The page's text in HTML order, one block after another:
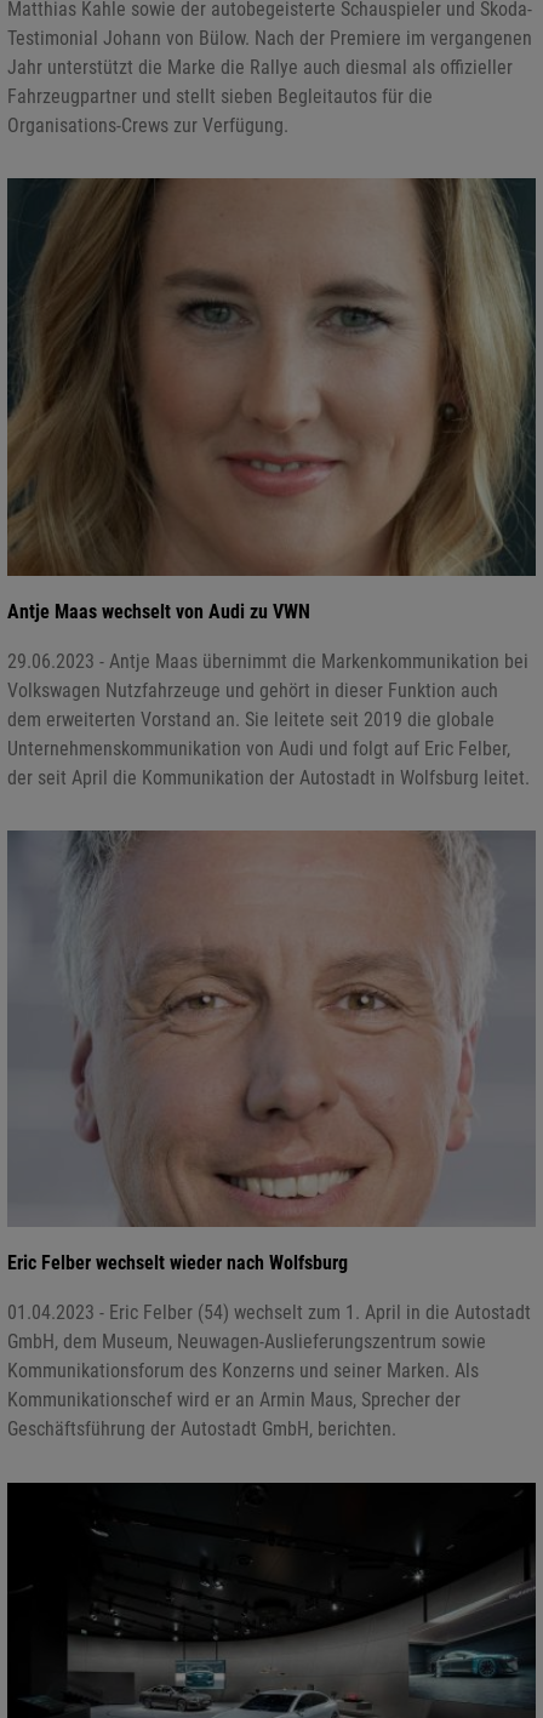
Matthias Kahle sowie der autobegeisterte Schauspieler und Skoda-
Testimonial Johann von Bülow. Nach der Premiere im vergangenen
Jahr unterstützt die Marke die Rallye auch diesmal als offizieller
Fahrzeugpartner und stellt sieben Begleitautos für die
Organisations-Crews zur Verfügung.
Antje Maas wechselt von Audi zu VWN
29.06.2023 - Antje Maas übernimmt die Markenkommunikation bei
Volkswagen Nutzfahrzeuge und gehört in dieser Funktion auch
dem erweiterten Vorstand an. Sie leitete seit 2019 die globale
Unternehmenskommunikation von Audi und folgt auf Eric Felber,
der seit April die Kommunikation der Autostadt in Wolfsburg leitet.
Eric Felber wechselt wieder nach Wolfsburg
01.04.2023 - Eric Felber (54) wechselt zum 1. April in die Autostadt
GmbH, dem Museum, Neuwagen-Auslieferungszentrum sowie
Kommunikationsforum des Konzerns und seiner Marken. Als
Kommunikationschef wird er an Armin Maus, Sprecher der
Geschäftsführung der Autostadt GmbH, berichten.